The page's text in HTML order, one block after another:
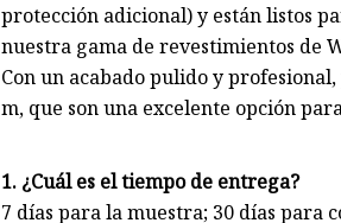
protección adicional) y están listos
nuestra gama de revestimientos de
Con un acabado pulido y
m, que son una excelente opción
1. ¿Cuál es el tiempo de entrega?
7 días para la muestra; 30 días para